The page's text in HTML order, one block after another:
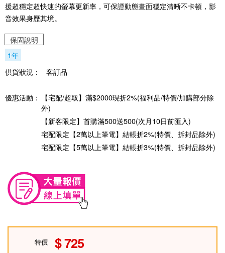
援超穩定超快速的螢幕更新率，可保證動態畫面穩定清晰不卡頓，影
音效果身歷其境。
保固說明
1年
供貨狀況：
客訂品
優惠活動：
【宅配/超取】滿$2000現折2%(福利品/特價/加購部分除
外)
【新客限定】首購滿500送500(次月10日前匯入)
宅配限定【2萬以上筆電】結帳折2%(特價、拆封品除外)
宅配限定【5萬以上筆電】結帳折3%(特價、拆封品除外)
特價 725